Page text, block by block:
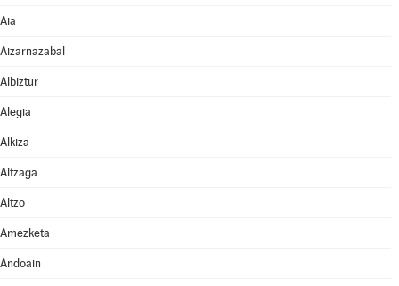
Aia
Aizarnazabal
Albiztur
Alegia
Alkiza
Altzaga
Altzo
Amezketa
Andoain